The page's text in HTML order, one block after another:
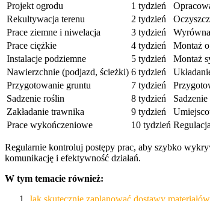
Projekt ogrodu
1 tydzień
Rekultywacja terenu
2 tydzień
Prace ziemne i niwelacja
3 tydzień
Prace ciężkie
4 tydzień
Montaż
Instalacje podziemne
5 tydzień
Montaż
Nawierzchnie (podjazd, ścieżki) 6 tydzień
Przygotowanie gruntu
7 tydzień
Sadzenie roślin
8 tydzień
Zakładanie trawnika
9 tydzień
Prace wykończeniowe
10 tydzień
Regularnie kontroluj postępy prac, aby szybko
komunikację i efektywność działań.
W tym temacie również: